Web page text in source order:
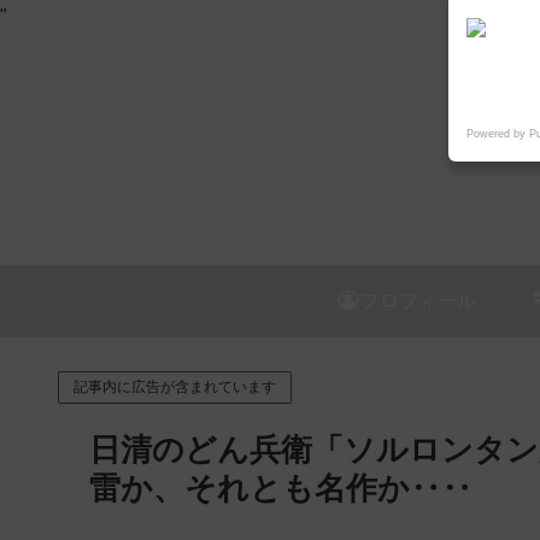
"
記事内に広告が含まれています
日清のどん兵衛「ソルロンタ
雷か、それとも名作か‥‥
Powered by